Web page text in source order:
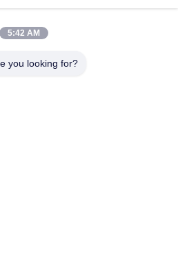
Cards Co., Ltd. Dodatek: nr 26
5:42 AM
you looking for?